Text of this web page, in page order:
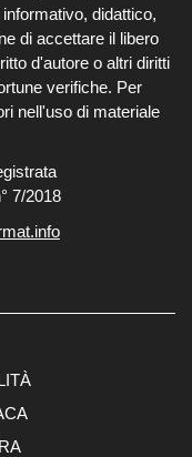
didattico,
di accettare il libero
d'autore o altri diritti
verifiche. Per
nell'uso di materiale
7/2018